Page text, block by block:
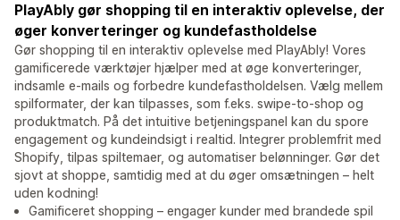
PlayAbly gør shopping til en interaktiv oplevelse, der
øger konverteringer og kundefastholdelse
Gør shopping til en interaktiv oplevelse med PlayAbly! Vores
gamificerede værktøjer hjælper med at øge konverteringer,
indsamle e-mails og forbedre kundefastholdelsen. Vælg mellem
spilformater, der kan tilpasses, som f.eks. swipe-to-shop og
produktmatch. På det intuitive betjeningspanel kan du spore
engagement og kundeindsigt i realtid. Integrer problemfrit med
Shopify, tilpas spiltemaer, og automatiser belønninger. Gør det
sjovt at shoppe, samtidig med at du øger omsætningen – helt
uden kodning!
Gamificeret shopping – engager kunder med brandede spil